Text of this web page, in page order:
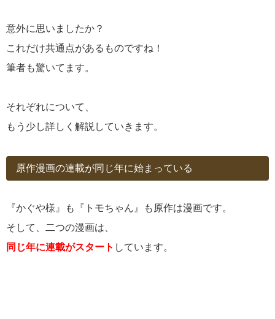
意外に思いましたか？
これだけ共通点があるものですね！
筆者も驚いてます。
それぞれについて、
もう少し詳しく解説していきます。
原作漫画の連載が同じ年に始まっている
『かぐや様』も『トモちゃん』も原作は漫画です。
そして、二つの漫画は、
同じ年に連載がスタート しています。